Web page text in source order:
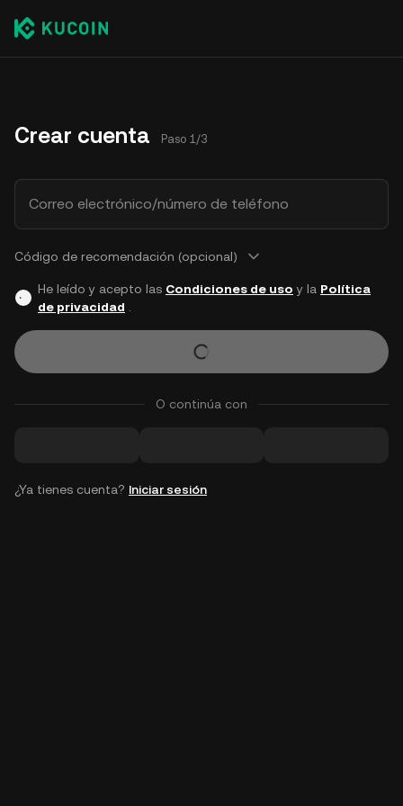
Crear cuenta Paso 1/3
Correo electrónico/número de teléfono
Código de recomendación (opcional)
He leído y acepto las Condiciones de uso y la Política
de privacidad
O continúa con
¿Ya tienes cuenta? Iniciar sesión